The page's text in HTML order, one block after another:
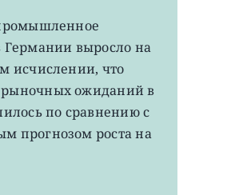
EWG:
промпроизводства
Германии
до
0,2%
Германии выросло на
исчислении, что
ожиданий в
по сравнению с
прогнозом роста на